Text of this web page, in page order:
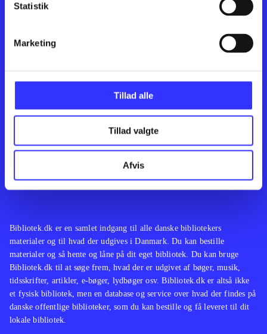
Statistik
Marketing
Tillad alle
Tillad valgte
Afvis Feedback
Bibliotek.dk er en samlet indgang til alle danske bibliotekers
materialer og til hvad der udgives i Danmark. Du kan bestille
materialer og så hente og låne på dit eget bibliotek. Du kan bruge
Bibliotek.dk til at søge frem, hvad der er udgivet af bøger, musik,
tidsskrifter, artikler, e-bøger, lydbøger osv. Bibliotek.dk er altså ikke
et fysisk bibliotek, men en database og service over hvad der findes på
danske offentlige biblioteker, som du kan bestille og få leveret til dit
lokale bibliotek.
Kontakt os
English
Artikler
Film
Musik
Noder